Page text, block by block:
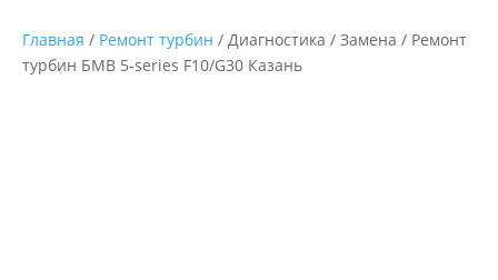
Главная / Ремонт турбин / Диагностика / Замена / Ремонт
турбин БМВ 5-series F10/G30 Казань